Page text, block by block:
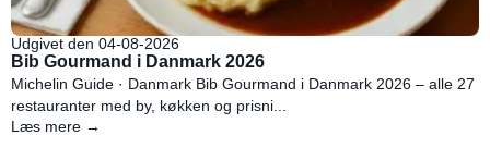
Udgivet den 04-08-2026
Bib Gourmand i Danmark 2026
Michelin Guide · Danmark Bib Gourmand i Danmark 2026 – alle 27
restauranter med by, køkken og prisni...
Læs mere →